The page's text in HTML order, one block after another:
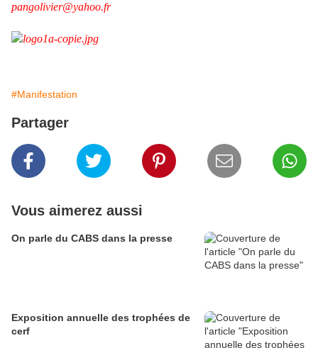
pangolivier@yahoo.fr
#Manifestation
Partager
Vous aimerez aussi
On parle du CABS dans la presse
Exposition annuelle des trophées de
cerf